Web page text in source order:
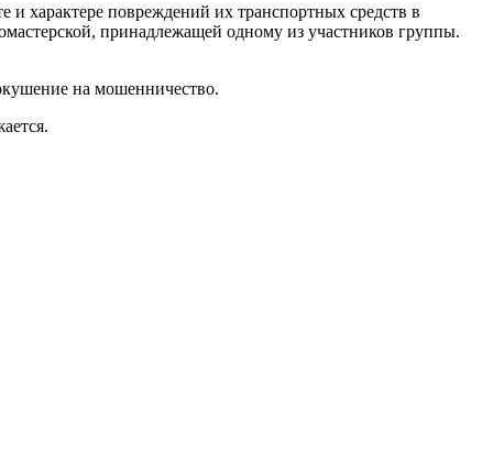
и характере повреждений их транспортных средств в
принадлежащей одному из участников группы.
на мошенничество.